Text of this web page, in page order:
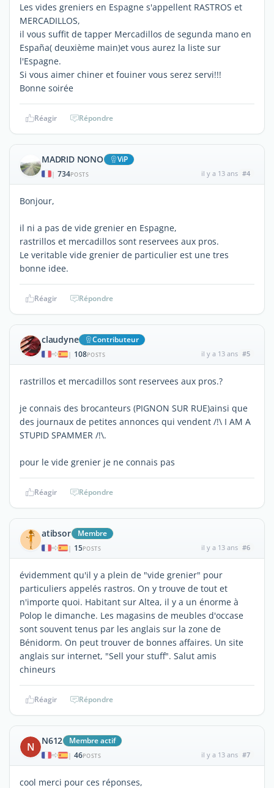
Les vides greniers en Espagne s'appellent RASTROS et
MERCADILLOS,
il vous suffit de tapper Mercadillos de segunda mano en
España( deuxième main)et vous aurez la liste sur
l'Espagne.
Si vous aimer chiner et fouiner vous serez servi!!!
Bonne soirée
Réagir Répondre
MADRID NONO ViP
| 734POSTS il y a 13 ans #4
Bonjour,
il ni a pas de vide grenier en Espagne,
rastrillos et mercadillos sont reservees aux pros.
Le veritable vide grenier de particulier est une tres
bonne idee.
Réagir Répondre
claudyne Contributeur
| 108POSTS il y a 13 ans #5
rastrillos et mercadillos sont reservees aux pros.?
je connais des brocanteurs (PIGNON SUR RUE)ainsi que
des journaux de petites annonces qui vendent /!\ I AM A
STUPID SPAMMER /!\.
pour le vide grenier je ne connais pas
Réagir Répondre
atibsor Membre
| 15POSTS il y a 13 ans #6
évidemment qu'il y a plein de "vide grenier" pour
particuliers appelés rastros. On y trouve de tout et
n'importe quoi. Habitant sur Altea, il y a un énorme à
Polop le dimanche. Les magasins de meubles d'occase
sont souvent tenus par les anglais sur la zone de
Bénidorm. On peut trouver de bonnes affaires. Un site
anglais sur internet, "Sell your stuff". Salut amis
chineurs
Réagir Répondre
N N612 Membre actif
| 46POSTS il y a 13 ans #7
cool merci pour ces réponses,